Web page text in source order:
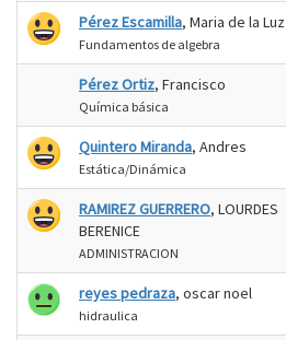
Pérez Escamilla, Maria de la Luz
Fundamentos de algebra
Pérez Ortiz, Francisco
Química básica
Quintero Miranda, Andres
Estática/Dinámica
RAMIREZ GUERRERO, LOURDES
BERENICE
ADMINISTRACION
reyes pedraza, oscar noel
hidraulica